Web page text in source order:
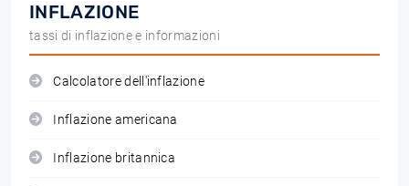
INFLAZIONE
tassi di inflazione e informazioni
Calcolatore dell'inflazione
Inflazione americana
Inflazione britannica